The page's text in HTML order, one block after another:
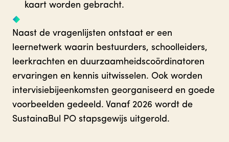
kaart worden gebracht.
Naast de vragenlijsten ontstaat er een
leernetwerk waarin bestuurders, schoolleiders,
leerkrachten en duurzaamheidscoördinatoren
ervaringen en kennis uitwisselen. Ook worden
intervisiebijeenkomsten georganiseerd en goede
voorbeelden gedeeld. Vanaf 2026 wordt de
SustainaBul PO stapsgewijs uitgerold.